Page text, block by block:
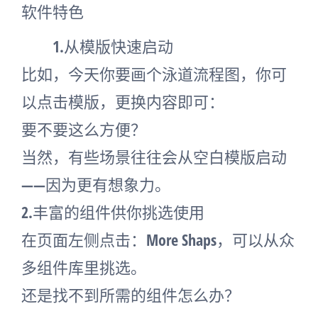
软件特色
1.从模版快速启动
比如，今天你要画个泳道流程图，你可
以点击模版，更换内容即可：
要不要这么方便？
当然，有些场景往往会从空白模版启动
——因为更有想象力。
2.丰富的组件供你挑选使用
在页面左侧点击：More Shaps，可以从众
多组件库里挑选。
还是找不到所需的组件怎么办？